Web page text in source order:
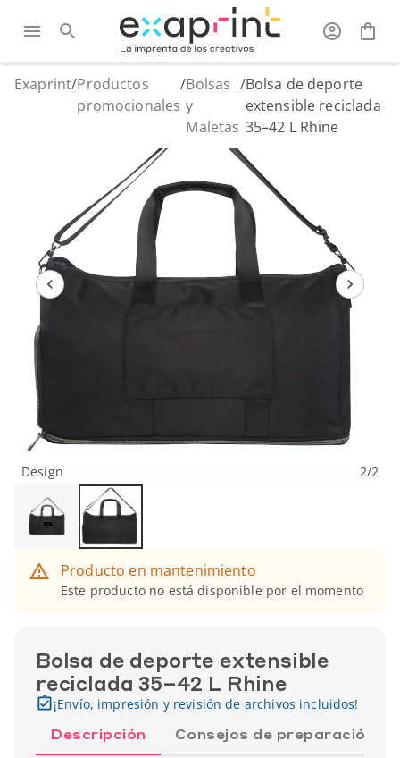
Exaprint/Productos
promocionales
/Bolsas
y
Maletas
/Bolsa de deporte
extensible reciclada
35–42 L Rhine
Design 2/2
Producto en mantenimiento
Este producto no está disponible por el momento
Bolsa de deporte extensible
reciclada 35–42 L Rhine
¡Envío, impresión y revisión de archivos incluidos!
Descripción Consejos de preparación